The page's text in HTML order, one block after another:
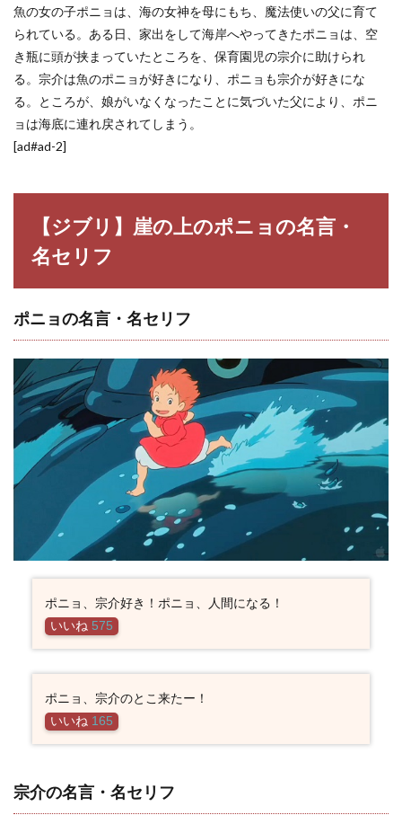
宗介
言・
名セ
リフ
2.3
リサ
耕一
の名
言・
2.5
フジ
モト
の名
言・
名セ
リフ
グラ
ンマ
ーレ
の名
言・
リフ
2.7
トキ
の名
名セ
リフ
2.8
ヨシ
言・
魚の女の子ポニョは、海の女神を母にもち、魔法使いの父に育て
られている。ある日、家出をして海岸へやってきたポニョは、空
き瓶に頭が挟まっていたところを、保育園児の宗介に助けられ
る。宗介は魚のポニョが好きになり、ポニョも宗介が好きにな
る。ところが、娘がいなくなったことに気づいた父により、ポニ
ョは海底に連れ戻されてしまう。
[ad#ad-2]
【ジブリ】崖の上のポニョの名言・
名セリフ
ポニョの名言・名セリフ
ポニョ、宗介好き！ポニョ、人間になる！
いいね 575
ポニョ、宗介のとこ来たー！
いいね 165
宗介の名言・名セリフ